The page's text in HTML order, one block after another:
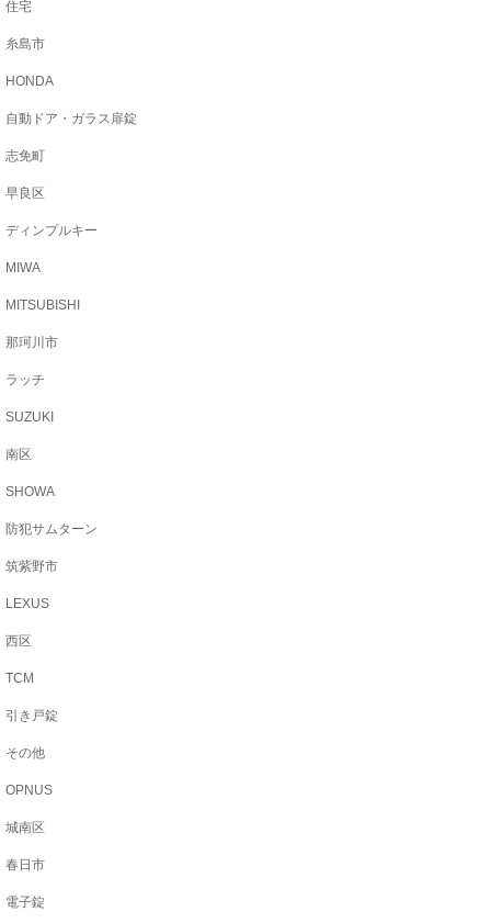
住宅
糸島市
HONDA
自動ドア・ガラス扉錠
志免町
早良区
ディンプルキー
MIWA
MITSUBISHI
那珂川市
ラッチ
SUZUKI
南区
SHOWA
防犯サムターン
筑紫野市
LEXUS
西区
TCM
引き戸錠
その他
OPNUS
城南区
春日市
電子錠